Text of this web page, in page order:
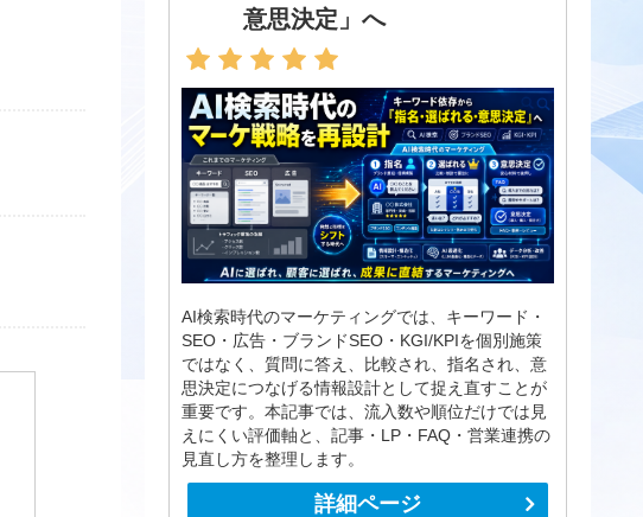
意思決定」へ
AI検索時代のマーケティングでは、キーワード・
SEO・広告・ブランドSEO・KGI/KPIを個別施策
ではなく、質問に答え、比較され、指名され、意
思決定につなげる情報設計として捉え直すことが
重要です。本記事では、流入数や順位だけでは見
えにくい評価軸と、記事・LP・FAQ・営業連携の
見直し方を整理します。
詳細ページ